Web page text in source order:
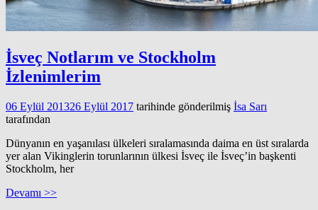
İsveç Notlarım ve Stockholm
İzlenimlerim
06 Eylül 201326 Eylül 2017 tarihinde gönderilmiş İsa Sarı
tarafından
Dünyanın en yaşanılası ülkeleri sıralamasında daima en üst sıralarda
yer alan Vikinglerin torunlarının ülkesi İsveç ile İsveç’in başkenti
Stockholm, her
Devamı >>